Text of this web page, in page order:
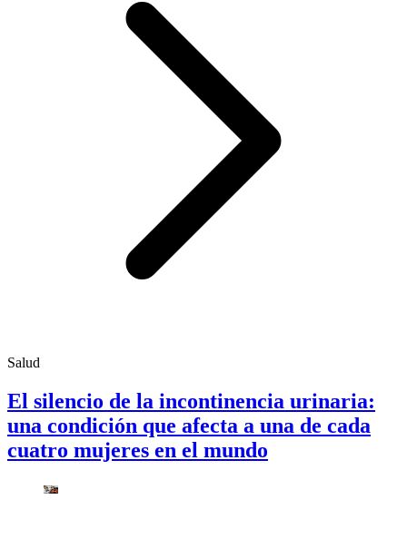
Salud
El silencio de la incontinencia urinaria:
una condición que afecta a una de cada
cuatro mujeres en el mundo